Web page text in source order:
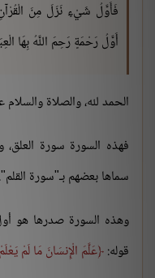
فَأَوَّلُ شَيْءٍ نَزَلَ مِنَ الْقُرْآنِ
أَوَّلُ رَحْمَةٍ رَحِمَ اللَّهُ بِهَا
الحمد لله، والصلاة
فهذه السورة سورة العلق،
سماها بعضهم بـ"سورة القلم".
وهذه السورة صدرها هو
قوله: عَلَّمَ الْإِنسَانَ مَا لَمْ يَعْلَمْ